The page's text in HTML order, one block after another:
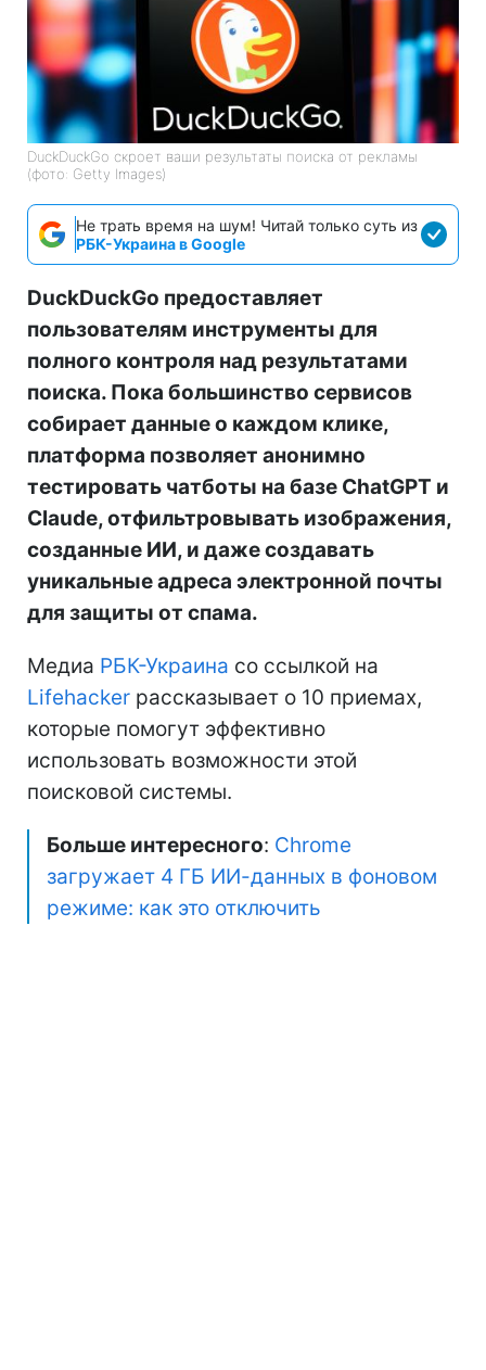
DuckDuckGo скроет ваши результаты поиска от рекламы
(фото: Getty Images)
Не трать время на шум! Читай только суть из
РБК-Украина в Google
DuckDuckGo предоставляет
пользователям инструменты для
полного контроля над результатами
поиска. Пока большинство сервисов
собирает данные о каждом клике,
платформа позволяет анонимно
тестировать чатботы на базе ChatGPT и
Claude, отфильтровывать изображения,
созданные ИИ, и даже создавать
уникальные адреса электронной почты
для защиты от спама.
Медиа РБК-Украина со ссылкой на
Lifehacker рассказывает о 10 приемах,
которые помогут эффективно
использовать возможности этой
поисковой системы.
Больше интересного: Chrome
загружает 4 ГБ ИИ-данных в фоновом
режиме: как это отключить